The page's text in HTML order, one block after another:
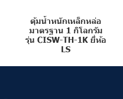
ตุ้มน้ำหนักเหล็กหล่อ
มาตรฐาน 1 กิโลกรัม
รุ่น CISW-TH-1K ยี่ห้อ
LS